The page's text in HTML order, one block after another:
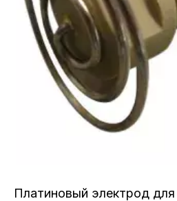
Платиновый электрод для